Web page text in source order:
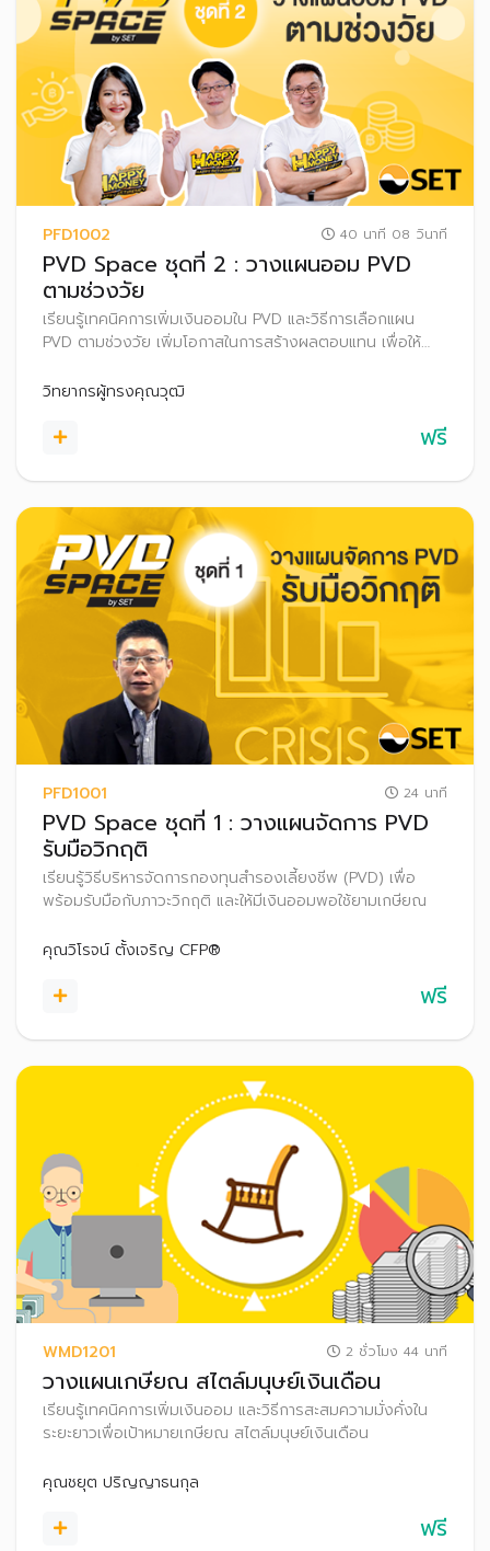
PFD1002 40 นาที 08 วินาที
PVD Space ชุดที่ 2 : วางแผนออม PVD
ตามช่วงวัย
เรียนรู้เทคนิคการเพิ่มเงินออมใน PVD และวิธีการเลือกแผน
PVD ตามช่วงวัย เพิ่มโอกาสในการสร้างผลตอบแทน เพื่อให้
วิทยากรผู้ทรงคุณวุฒิ
ฟรี
PFD1001 24 นาที
PVD Space ชุดที่ 1 : วางแผนจัดการ PVD
รับมือวิกฤติ
เรียนรู้วิธีบริหารจัดการกองทุนสำรองเลี้ยงชีพ (PVD) เพื่อ
พร้อมรับมือกับภาวะวิกฤติ และให้มีเงินออมพอใช้ยามเกษียณ
คุณวิโรจน์ ตั้งเจริญ CFP®
ฟรี
WMD1201 2 ชั่วโมง 44 นาที
วางแผนเกษียณ สไตล์มนุษย์เงินเดือน
เรียนรู้เทคนิคการเพิ่มเงินออม และวิธีการสะสมความมั่งคั่งใน
ระยะยาวเพื่อเป้าหมายเกษียณ สไตล์มนุษย์เงินเดือน
คุณชยุต ปริญญาธนกุล
ฟรี